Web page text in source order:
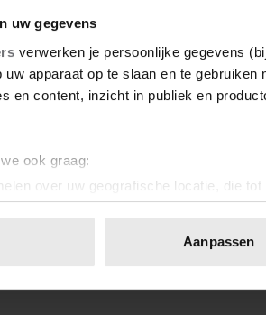
uw gegevens
verwerken je persoonlijke gegevens
apparaat op te slaan en te
en content, inzicht in publiek en
ook graag:
over uw geografische locatie, die
door het actief te scannen op
wijzigen of intrekken in de
content en advertenties te
Aanpassen